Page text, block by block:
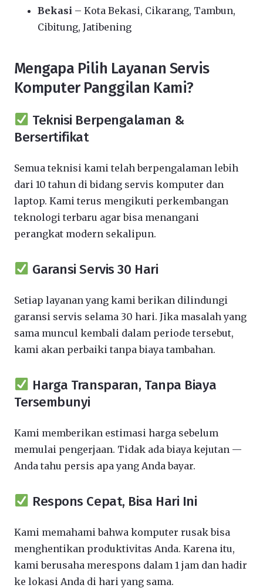
Bekasi – Kota Bekasi, Cikarang, Tambun,
Cibitung, Jatibening
Mengapa Pilih Layanan Servis
Komputer Panggilan Kami?
Teknisi Berpengalaman &
Bersertifikat
Semua teknisi kami telah berpengalaman lebih
dari 10 tahun di bidang servis komputer dan
laptop. Kami terus mengikuti perkembangan
teknologi terbaru agar bisa menangani
perangkat modern sekalipun.
Garansi Servis 30 Hari
Setiap layanan yang kami berikan dilindungi
garansi servis selama 30 hari. Jika masalah yang
sama muncul kembali dalam periode tersebut,
kami akan perbaiki tanpa biaya tambahan.
Harga Transparan, Tanpa Biaya
Tersembunyi
Kami memberikan estimasi harga sebelum
memulai pengerjaan. Tidak ada biaya kejutan —
Anda tahu persis apa yang Anda bayar.
Respons Cepat, Bisa Hari Ini
Kami memahami bahwa komputer rusak bisa
menghentikan produktivitas Anda. Karena itu,
kami berusaha merespons dalam 1 jam dan hadir
ke lokasi Anda di hari yang sama.